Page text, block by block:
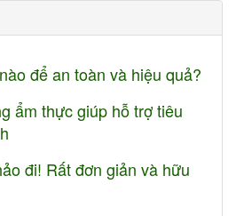
để an toàn và hiệu quả?
ẩm thực giúp hỗ trợ tiêu
đi! Rất đơn giản và hữu